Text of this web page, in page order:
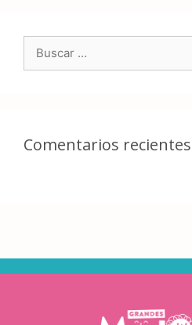
Comentarios recientes